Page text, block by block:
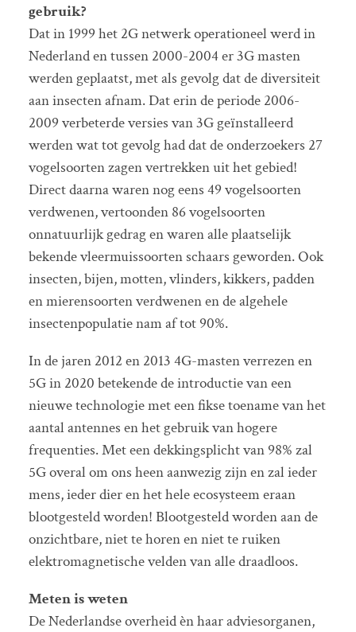
gebruik?
Dat in 1999 het 2G netwerk operationeel werd in
Nederland en tussen 2000-2004 er 3G masten
werden geplaatst, met als gevolg dat de diversiteit
aan insecten afnam. Dat erin de periode 2006-
2009 verbeterde versies van 3G geïnstalleerd
werden wat tot gevolg had dat de onderzoekers 27
vogelsoorten zagen vertrekken uit het gebied!
Direct daarna waren nog eens 49 vogelsoorten
verdwenen, vertoonden 86 vogelsoorten
onnatuurlijk gedrag en waren alle plaatselijk
bekende vleermuissoorten schaars geworden. Ook
insecten, bijen, motten, vlinders, kikkers, padden
en mierensoorten verdwenen en de algehele
insectenpopulatie nam af tot 90%.
In de jaren 2012 en 2013 4G-masten verrezen en
5G in 2020 betekende de introductie van een
nieuwe technologie met een fikse toename van het
aantal antennes en het gebruik van hogere
frequenties. Met een dekkingsplicht van 98% zal
5G overal om ons heen aanwezig zijn en zal ieder
mens, ieder dier en het hele ecosysteem eraan
blootgesteld worden! Blootgesteld worden aan de
onzichtbare, niet te horen en niet te ruiken
elektromagnetische velden van alle draadloos.
Meten is weten
De Nederlandse overheid èn haar adviesorganen,